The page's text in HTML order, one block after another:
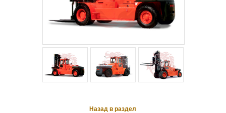
Назад в раздел